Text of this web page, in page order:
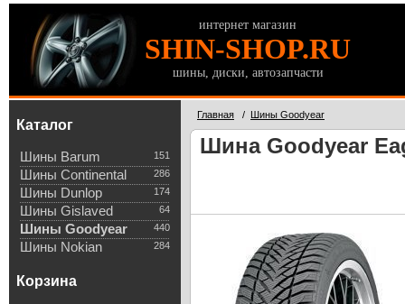
интернет магазин
SHIN-SHOP.RU
шины, диски, автозапчасти
Каталог
151
Шины Barum
286
Шины Continental
174
Шины Dunlop
64
Шины Gislaved
440
Шины Goodyear
284
Шины Nokian
Корзина
Главная / Шины Goodyear
Шина Goodyear